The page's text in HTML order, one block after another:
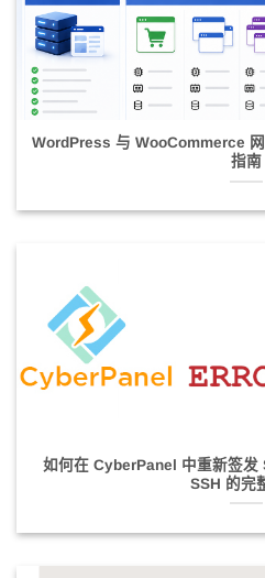
WordPress 与 WooCommerce
指南
如何在 CyberPanel 中重新签发
SSH 的完